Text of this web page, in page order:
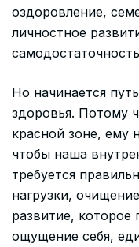
оздоровление,
личностное
Но начинается
здоровья. Потому
красной зоне, ему
чтобы наша
требуется
нагрузки,
развитие, которое
ощущение себя,